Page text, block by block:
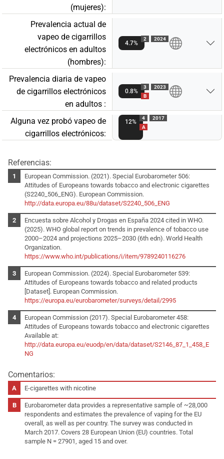
(mujeres):
Prevalencia actual de
vapeo de cigarrillos
electrónicos en adultos
(hombres):
4.7%
2 2024
Prevalencia diaria de vapeo
de cigarrillos electrónicos
en adultos :
0.8%
3
B
2023
Alguna vez probó vapeo de
cigarrillos electrónicos:
12%
4
A
2017
Referencias:
European Commission. (2021). Special Eurobarometer 506:
Attitudes of Europeans towards tobacco and electronic cigarettes
(S2240_506_ENG). European Commission.
http://data.europa.eu/88u/dataset/S2240_506_ENG
Encuesta sobre Alcohol y Drogas en España 2024 cited in WHO.
(2025). WHO global report on trends in prevalence of tobacco use
2000–2024 and projections 2025–2030 (6th edn). World Health
Organization.
https://www.who.int/publications/i/item/9789240116276
European Commission. (2024). Special Eurobarometer 539:
Attitudes of Europeans towards tobacco and related products
[Dataset]. European Commission.
https://europa.eu/eurobarometer/surveys/detail/2995
European Commission (2017). Special Eurobarometer 458:
Attitudes of Europeans towards tobacco and electronic cigarettes
Available at:
http://data.europa.eu/euodp/en/data/dataset/S2146_87_1_458_E
NG
Comentarios:
E-cigarettes with nicotine
Eurobarometer data provides a representative sample of ~28,000
respondents and estimates the prevalence of vaping for the EU
overall, as well as per country. The survey was conducted in
March 2017. Covers 28 European Union (EU) countries. Total
sample N = 27901, aged 15 and over.